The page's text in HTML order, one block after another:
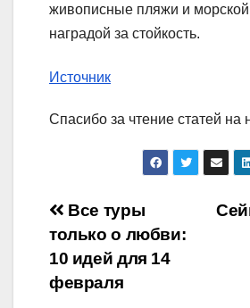
живописные пляжи и морской
наградой за стойкость.
Источник
Спасибо за чтение статей на
Навигация
по
записям
Все туры
только о любви:
10 идей для 14
февраля